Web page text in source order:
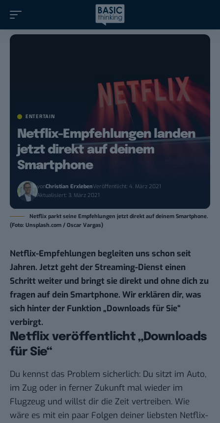
ENTERTAIN
Netflix-Empfehlungen landen
jetzt direkt auf deinem
Smartphone
vonChristian ErxlebenVeröffentlicht: 4. März 2021
Aktualisiert: 3. März 2021
Netflix parkt seine Empfehlungen jetzt direkt auf deinem Smartphone.
(Foto: Unsplash.com / Oscar Vargas)
Netflix-Empfehlungen begleiten uns schon seit
Jahren. Jetzt geht der Streaming-Dienst einen
Schritt weiter und bringt sie direkt und ohne dich zu
fragen auf dein Smartphone. Wir erklären dir, was
sich hinter der Funktion „Downloads für Sie“
verbirgt.
Netflix veröffentlicht „Downloads
für Sie“
Du kennst das Problem sicherlich: Du sitzt im Auto,
im Zug oder in ferner Zukunft mal wieder im
Flugzeug und willst dir die Zeit vertreiben. Wie
wäre es mit ein paar Folgen deiner liebsten Netflix-